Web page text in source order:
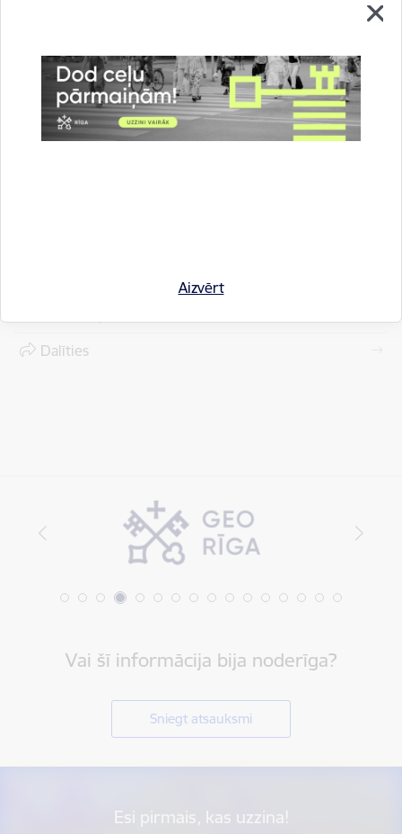
Aizvērt
Uzzināt vairāk
Klātienē
Dalīties
Vai šī informācija bija noderīga?
Sniegt atsauksmi
Esi pirmais, kas uzzina!